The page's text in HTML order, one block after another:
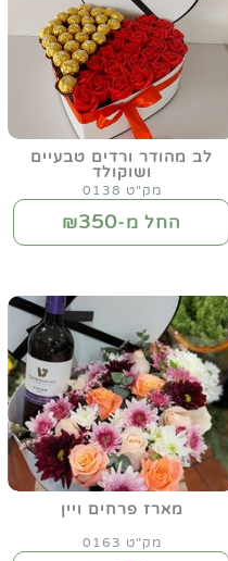
לב מהודר ורדים טבעיים
ושוקולד
מק"ט 0138
החל מ-₪350
מארז פרחים ויין
מק"ט 0163